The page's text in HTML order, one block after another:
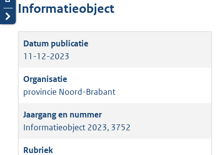
Informatieobject
11-12-2023
provincie Noord-Brabant
Informatieobject 2023, 3752